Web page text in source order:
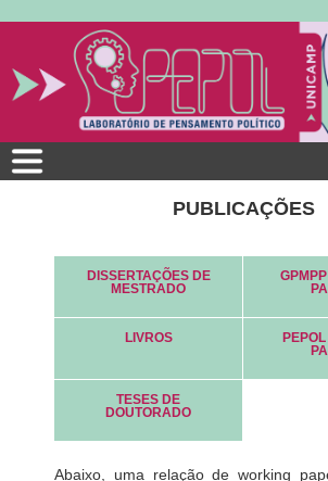
conteúdo
PUBLICAÇÕES
DISSERTAÇÕES DE
MESTRADO
LIVROS
TESES DE
DOUTORADO
Abaixo, uma relação de working